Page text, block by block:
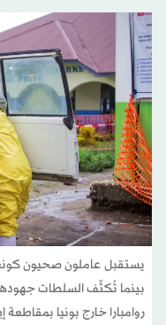
يستقبل عاملون صحيون
بينما تُكثّف السلطات
روامبارا خارج بونيا بمقاطعة